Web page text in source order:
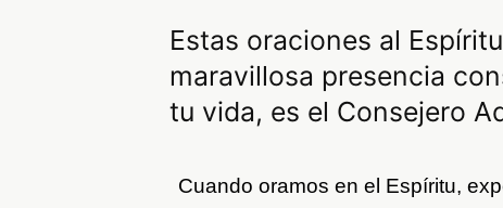
Estas oraciones al
maravillosa presencia
tu vida, es el Consejero
Cuando oramos en el Espíritu,